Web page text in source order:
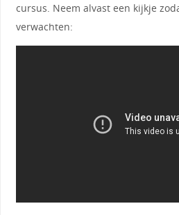
cursus. Neem alvast een kijkje
verwachten: